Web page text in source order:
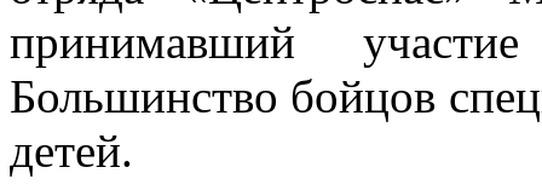
принимавший
Большинство бойцов
детей.